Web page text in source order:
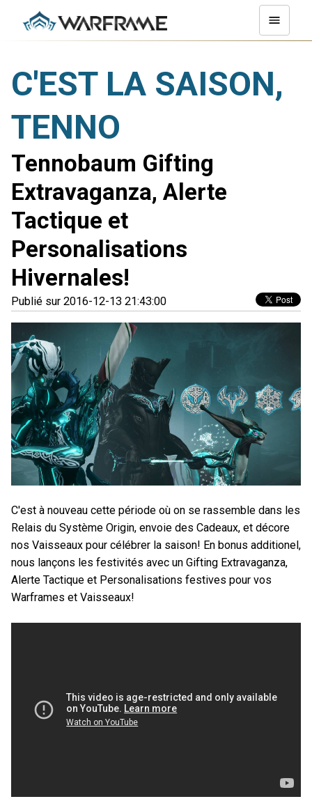
C'EST LA SAISON,
TENNO
Tennobaum Gifting
Extravaganza, Alerte
Tactique et
Personalisations
Hivernales!
Publié sur 2016-12-13 21:43:00
C'est à nouveau cette période où on se rassemble dans les
Relais du Système Origin, envoie des Cadeaux, et décore
nos Vaisseaux pour célébrer la saison! En bonus additionel,
nous lançons les festivités avec un Gifting Extravaganza,
Alerte Tactique et Personalisations festives pour vos
Warframes et Vaisseaux!